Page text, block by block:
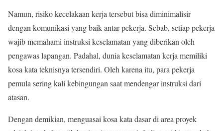
Namun, risiko kecelakaan kerja tersebut bisa diminimalisir
dengan komunikasi yang baik antar pekerja. Sebab, setiap pekerja
wajib memahami instruksi keselamatan yang diberikan oleh
pengawas lapangan. Padahal, dunia keselamatan kerja memiliki
kosa kata teknisnya tersendiri. Oleh karena itu, para pekerja
pemula sering kali kebingungan saat mendengar instruksi dari
atasan.
Dengan demikian, menguasai kosa kata dasar di area proyek